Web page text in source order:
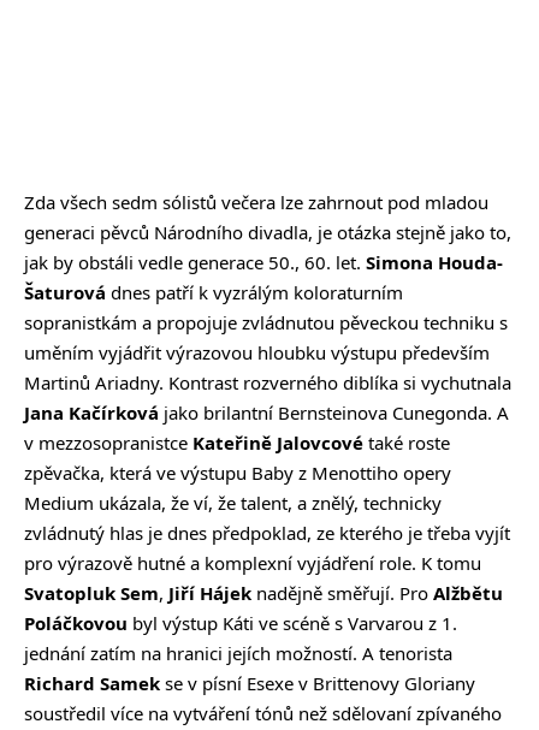
Zda všech sedm sólistů večera lze zahrnout pod mladou
generaci pěvců Národního divadla, je otázka stejně jako to,
jak by obstáli vedle generace 50., 60. let. Simona Houda-
Šaturová dnes patří k vyzrálým koloraturním
sopranistkám a propojuje zvládnutou pěveckou techniku s
uměním vyjádřit výrazovou hloubku výstupu především
Martinů Ariadny. Kontrast rozverného diblíka si vychutnala
Jana Kačírková jako brilantní Bernsteinova Cunegonda. A
v mezzosopranistce Kateřině Jalovcové také roste
zpěvačka, která ve výstupu Baby z Menottiho opery
Medium ukázala, že ví, že talent, a znělý, technicky
zvládnutý hlas je dnes předpoklad, ze kterého je třeba vyjít
pro výrazově hutné a komplexní vyjádření role. K tomu
Svatopluk Sem, Jiří Hájek nadějně směřují. Pro Alžbětu
Poláčkovou byl výstup Káti ve scéně s Varvarou z 1.
jednání zatím na hranici jejích možností. A tenorista
Richard Samek se v písní Esexe v Brittenovy Gloriany
soustředil více na vytváření tónů než sdělovaní zpívaného